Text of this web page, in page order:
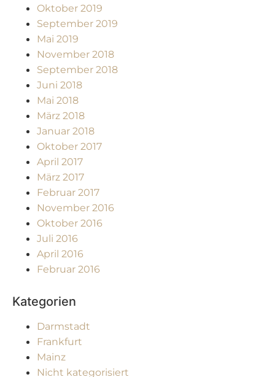
Oktober 2019
September 2019
Mai 2019
November 2018
September 2018
Juni 2018
Mai 2018
März 2018
Januar 2018
Oktober 2017
April 2017
März 2017
Februar 2017
November 2016
Oktober 2016
Juli 2016
April 2016
Februar 2016
Kategorien
Darmstadt
Frankfurt
Mainz
Nicht kategorisiert